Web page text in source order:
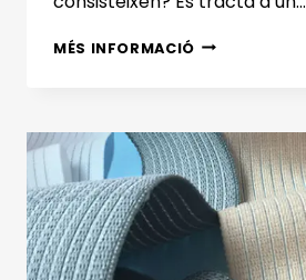
MÉS INFORMACIÓTEIXITS